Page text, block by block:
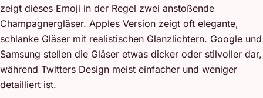
zeigt dieses Emoji in der Regel zwei anstoßende
Champagnergläser. Apples Version zeigt oft elegante,
schlanke Gläser mit realistischen Glanzlichtern. Google und
Samsung stellen die Gläser etwas dicker oder stilvoller dar,
während Twitters Design meist einfacher und weniger
detailliert ist.